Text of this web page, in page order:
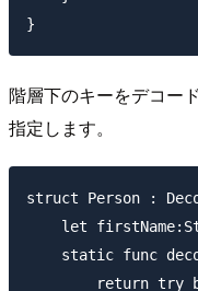
階層下のキーをデコー
指定します。
struct Person :
let
static func
return try